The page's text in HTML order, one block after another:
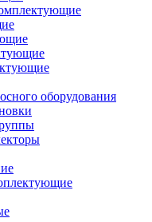
оборудования